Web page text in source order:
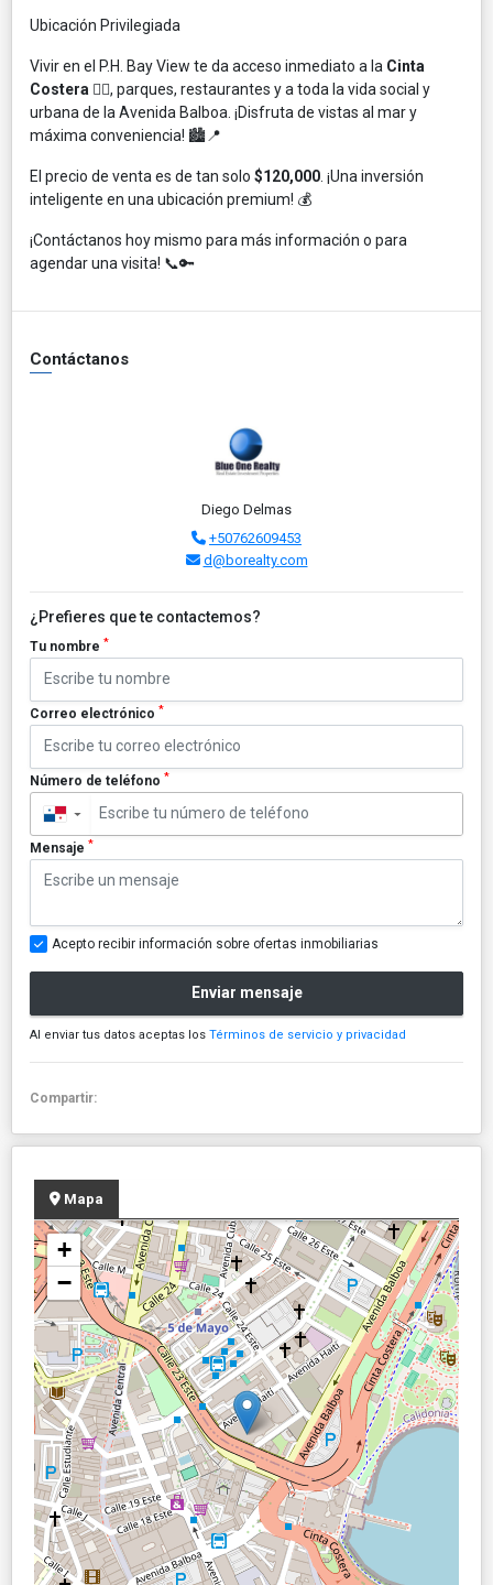
Ubicación Privilegiada
Vivir en el P.H. Bay View te da acceso inmediato a la Cinta
Costera 🏃‍♀️, parques, restaurantes y a toda la vida social y
urbana de la Avenida Balboa. ¡Disfruta de vistas al mar y
máxima conveniencia! 🏙️📍
El precio de venta es de tan solo $120,000 . ¡Una inversión
inteligente en una ubicación premium! 💰
¡Contáctanos hoy mismo para más información o para
agendar una visita! 📞🔑
Contáctanos
Diego Delmas
+50762609453
d@borealty.com
¿Prefieres que te contactemos?
Tu nombre *
Correo electrónico *
Número de teléfono *
▼
Mensaje *
Acepto recibir información sobre ofertas inmobiliarias
Enviar mensaje
Al enviar tus datos aceptas los Términos de servicio y privacidad
Compartir:
Mapa
+
−